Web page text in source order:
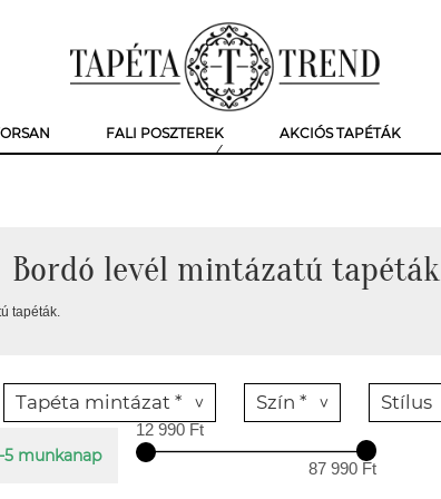
FALI POSZTEREK AKCIÓS TAPÉTÁK
Bordó levél mintázatú tapéták
tapéták.
Tapéta mintázat * Szín * Stílus
5 munkanap
12 990 Ft
87 990 Ft